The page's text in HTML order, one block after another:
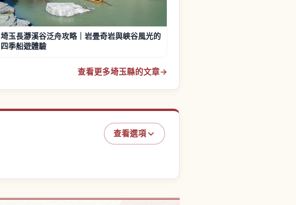
埼玉長瀞溪谷泛舟攻略｜岩畳奇岩與峽谷風光的
四季船遊體驗
查看更多埼玉縣的文章→
查看選項